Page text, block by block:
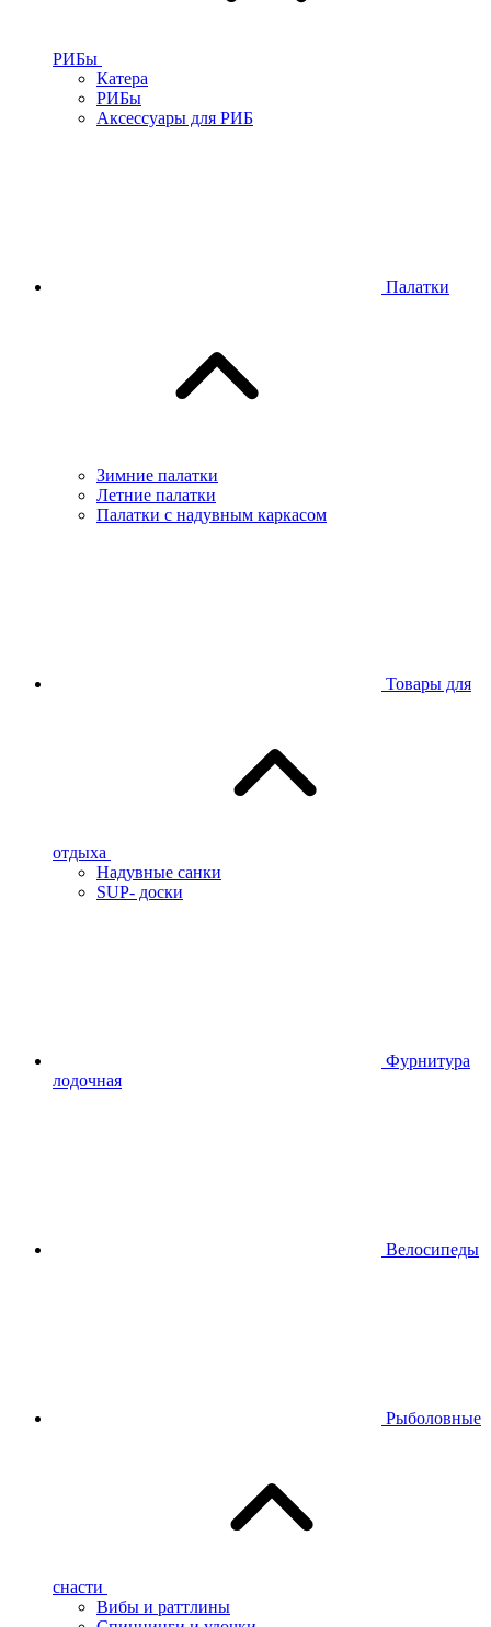
РИБы
Катера
РИБы
Аксессуары для РИБ
Палатки
Зимние палатки
Летние палатки
Палатки с надувным каркасом
Товары для
отдыха
Надувные санки
SUP- доски
Фурнитура
лодочная
Велосипеды
Рыболовные
снасти
Вибы и раттлины